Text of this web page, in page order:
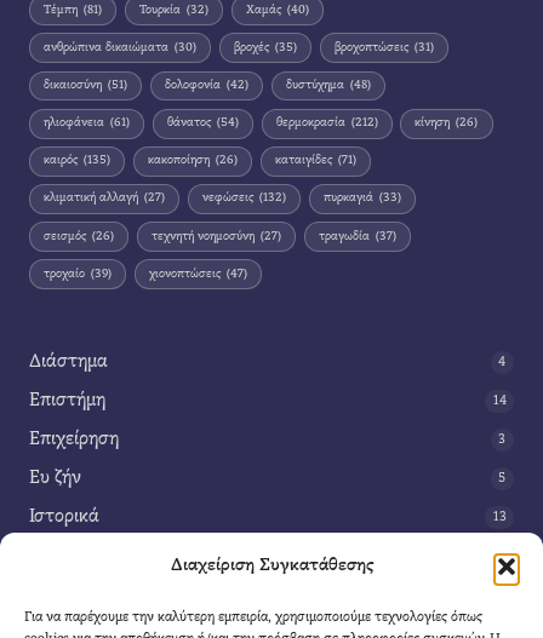
Διαχείριση Συγκατάθεσης
Για να παρέχουμε την καλύτερη εμπειρία, χρησιμοποιούμε τεχνολογίες όπως
Τέμπη (81) Τουρκία (32) Χαμάς (40)
ανθρώπινα δικαιώματα (30) βροχές (35) βροχοπτώσεις (31)
δικαιοσύνη (51) δολοφονία (42) δυστύχημα (48)
ηλιοφάνεια (61) θάνατος (54) θερμοκρασία (212) κίνηση (26)
καιρός (135) κακοποίηση (26) καταιγίδες (71)
κλιματική αλλαγή (27) νεφώσεις (132) πυρκαγιά (33)
σεισμός (26) τεχνητή νοημοσύνη (27) τραγωδία (37)
τροχαίο (39) χιονοπτώσεις (47)
Διάστημα 4
Επιστήμη 14
Επιχείρηση 3
Ευ ζήν 5
Ιστορικά 13
42
Τέχνη 3